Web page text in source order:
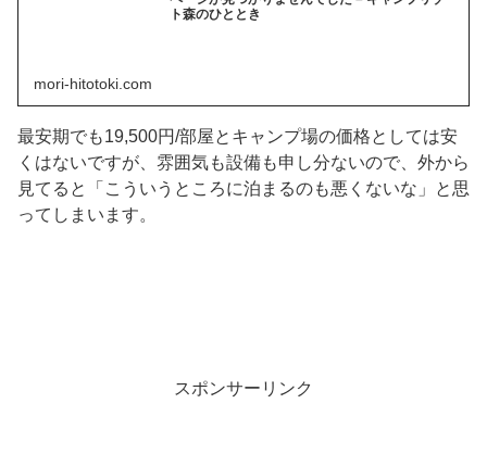
ト森のひととき
mori-hitotoki.com
最安期でも19,500円/部屋とキャンプ場の価格としては安
くはないですが、雰囲気も設備も申し分ないので、外から
見てると「こういうところに泊まるのも悪くないな」と思
ってしまいます。
スポンサーリンク